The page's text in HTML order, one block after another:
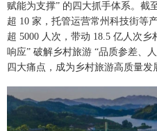
赋能为支撑” 的四大抓手体系。截
超 10 家，托管运营常州科技街等
超 5000 人次，带动 18.5 亿人次
响应” 破解乡村旅游 “品质参差、
四大痛点，成为乡村旅游高质量发